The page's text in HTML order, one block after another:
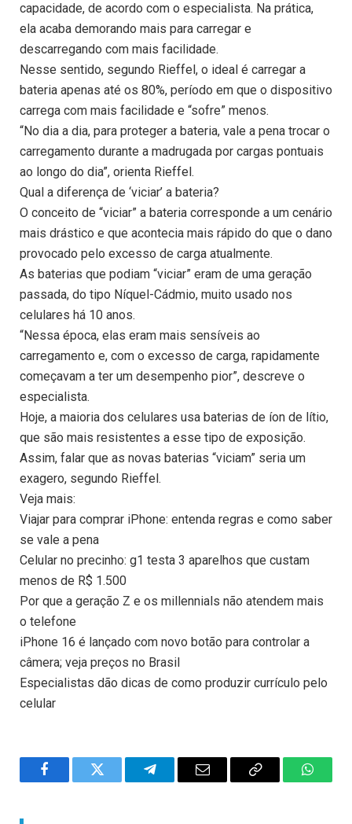
capacidade, de acordo com o especialista. Na prática,
ela acaba demorando mais para carregar e
descarregando com mais facilidade.
Nesse sentido, segundo Rieffel, o ideal é carregar a
bateria apenas até os 80%, período em que o dispositivo
carrega com mais facilidade e “sofre” menos.
“No dia a dia, para proteger a bateria, vale a pena trocar o
carregamento durante a madrugada por cargas pontuais
ao longo do dia”, orienta Rieffel.
Qual a diferença de ‘viciar’ a bateria?
O conceito de “viciar” a bateria corresponde a um cenário
mais drástico e que acontecia mais rápido do que o dano
provocado pelo excesso de carga atualmente.
As baterias que podiam “viciar” eram de uma geração
passada, do tipo Níquel-Cádmio, muito usado nos
celulares há 10 anos.
“Nessa época, elas eram mais sensíveis ao
carregamento e, com o excesso de carga, rapidamente
começavam a ter um desempenho pior”, descreve o
especialista.
Hoje, a maioria dos celulares usa baterias de íon de lítio,
que são mais resistentes a esse tipo de exposição.
Assim, falar que as novas baterias “viciam” seria um
exagero, segundo Rieffel.
Veja mais:
Viajar para comprar iPhone: entenda regras e como saber
se vale a pena
Celular no precinho: g1 testa 3 aparelhos que custam
menos de R$ 1.500
Por que a geração Z e os millennials não atendem mais
o telefone
iPhone 16 é lançado com novo botão para controlar a
câmera; veja preços no Brasil
Especialistas dão dicas de como produzir currículo pelo
celular
FacebookTwitter TelegramEmail
Copy